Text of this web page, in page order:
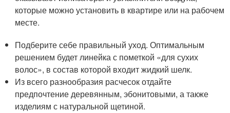
которые можно установить в квартире или на рабочем
месте.
Подберите себе правильный уход. Оптимальным
решением будет линейка с пометкой «для сухих
волос», в состав которой входит жидкий шелк.
Из всего разнообразия расчесок отдайте
предпочтение деревянным, эбонитовыми, а также
изделиям с натуральной щетиной.